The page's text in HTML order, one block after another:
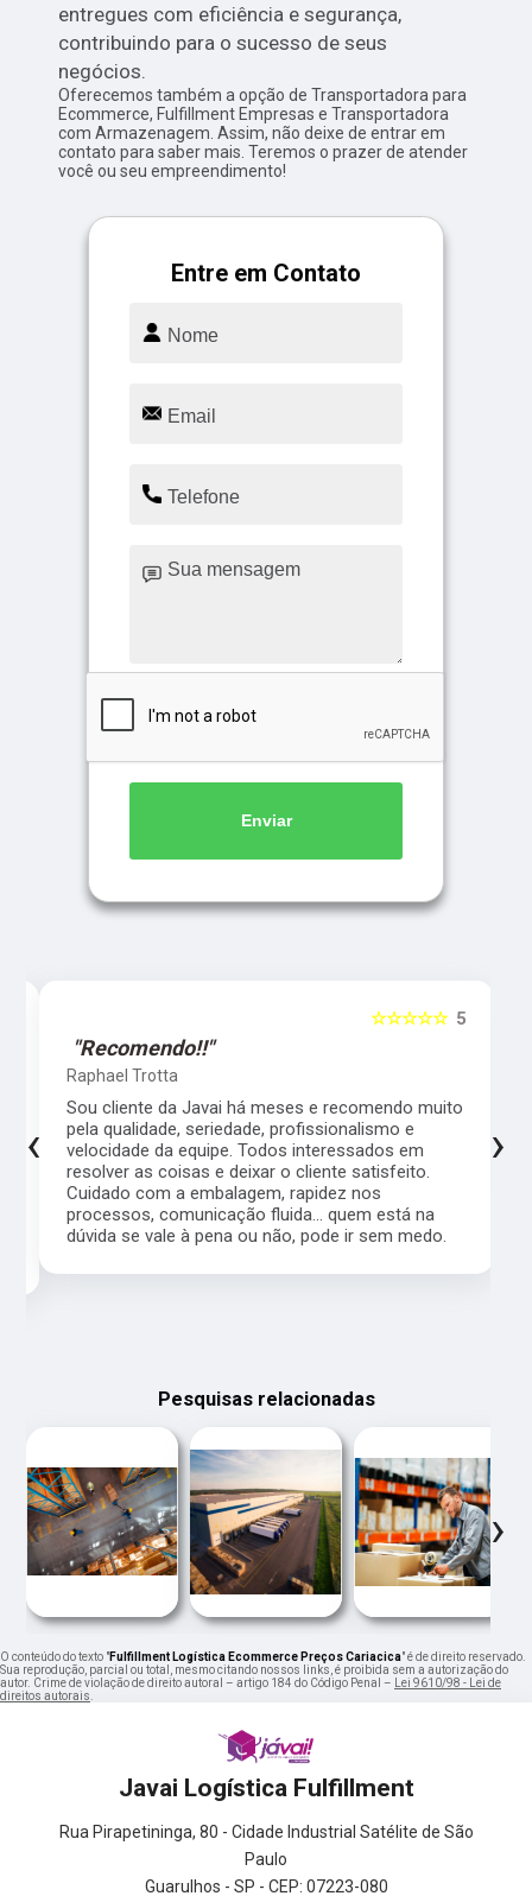
entregues com eficiência e segurança,
contribuindo para o sucesso de seus
negócios.
Oferecemos também a opção de Transportadora para
Ecommerce, Fulfillment Empresas e Transportadora
com Armazenagem. Assim, não deixe de entrar em
contato para saber mais. Teremos o prazer de atender
você ou seu empreendimento!
Entre em Contato
Enviar
5
☆☆☆☆☆
"Recomendo!!"
Raphael Trotta
Sou cliente da Javai há meses e recomendo muito
pela qualidade, seriedade, profissionalismo e
velocidade da equipe. Todos interessados em
resolver as coisas e deixar o cliente satisfeito.
Cuidado com a embalagem, rapidez nos
processos, comunicação fluida... quem está na
dúvida se vale à pena ou não, pode ir sem medo.
‹ ›
Pesquisas relacionadas
‹ ›
O conteúdo do texto "Fulfillment Logística Ecommerce Preços Cariacica" é de direito reservado.
Sua reprodução, parcial ou total, mesmo citando nossos links, é proibida sem a autorização do
autor. Crime de violação de direito autoral – artigo 184 do Código Penal – Lei 9610/98 - Lei de
direitos autorais.
Javai Logística Fulfillment
Rua Pirapetininga, 80 - Cidade Industrial Satélite de São
Paulo
Guarulhos - SP - CEP: 07223-080